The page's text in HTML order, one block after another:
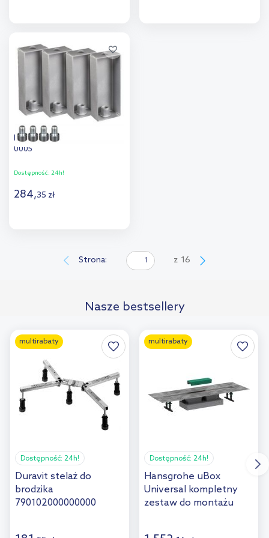
Dodaj do
Bette nóżki do brodzika B50-
0005
Dostępność: 24h!
284,35 zł
Strona: z 16
Nasze bestsellery
multirabaty
Dostępność: 24h!
Duravit stelaż do
brodzika
790102000000000
multirabaty
Dostępność: 24h!
Hansgrohe uBox
Universal kompletny
zestaw do montażu